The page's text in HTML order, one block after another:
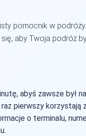
pomocnik w
aby Twoja podróż
abyś zawsze był
pierwszy korzystają
o terminalu,